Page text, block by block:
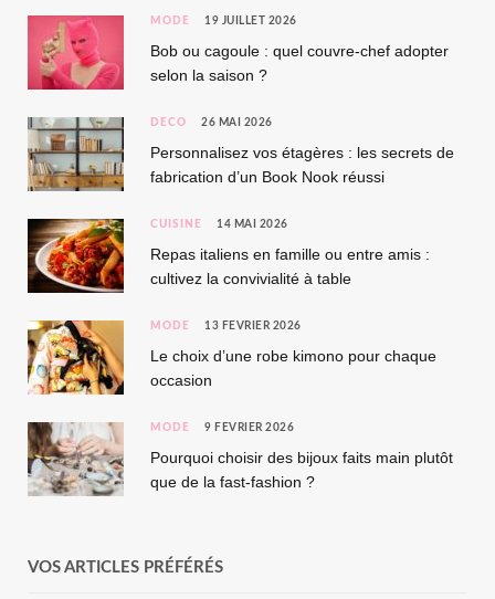
MODE 19 JUILLET 2026
Bob ou cagoule : quel couvre-chef adopter
selon la saison ?
DÉCO 26 MAI 2026
Personnalisez vos étagères : les secrets de
fabrication d’un Book Nook réussi
CUISINE 14 MAI 2026
Repas italiens en famille ou entre amis :
cultivez la convivialité à table
MODE 13 FÉVRIER 2026
Le choix d’une robe kimono pour chaque
occasion
MODE 9 FÉVRIER 2026
Pourquoi choisir des bijoux faits main plutôt
que de la fast-fashion ?
VOS ARTICLES PRÉFÉRÉS